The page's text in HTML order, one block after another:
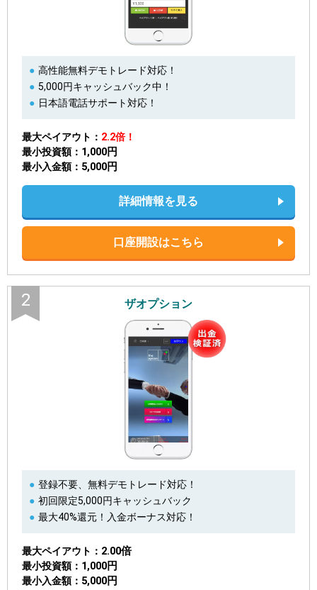
高性能無料デモトレード対応！
5,000円キャッシュバック中！
日本語電話サポート対応！
最大ペイアウト
2.2倍！
最小投資額
1,000円
最小入金額 5,000円
詳細情報を見る
口座開設はこちら
2 ザオプション
登録不要、無料デモトレード対応！
初回限定5,000円キャッシュバック
最大40%還元！入金ボーナス対応！
最大ペイアウト 2.00倍
最小投資額 1,000円
最小入金額 5,000円